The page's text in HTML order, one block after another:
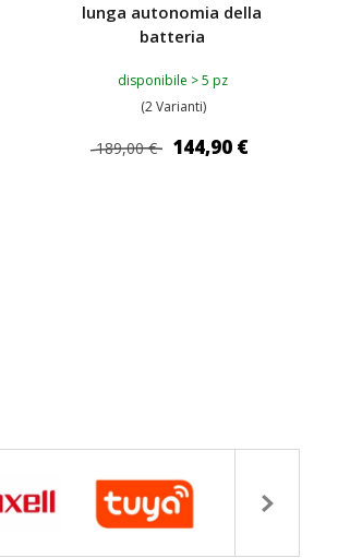
lunga autonomia della
batteria
disponibile > 5 pz
(2 Varianti)
189,00 € 144,90 €